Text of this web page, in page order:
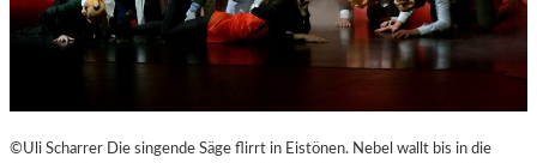
©Uli Scharrer Die singende Säge flirrt in Eistönen. Nebel wallt bis in die